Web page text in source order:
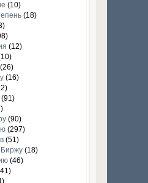
(10)
(18)
(12)
(16)
(90)
(297)
(51)
(18)
(46)